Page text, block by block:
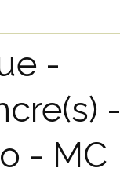
-
-
- MC